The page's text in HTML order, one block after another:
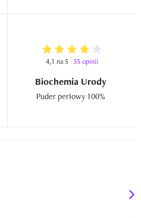
4,1 na 5 35 opinii
Biochemia Urody